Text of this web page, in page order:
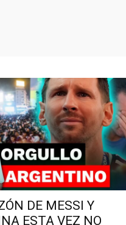
DE MESSI Y
ESTA VEZ NO